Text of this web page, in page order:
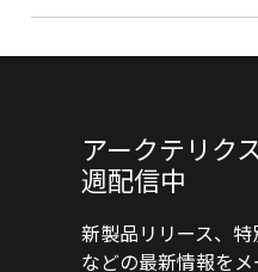
アークテリク
週配信中
新製品リリース、
などの最新情報を